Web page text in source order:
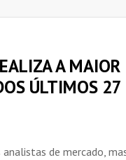
A MAIOR
ÚLTIMOS 27
de mercado,